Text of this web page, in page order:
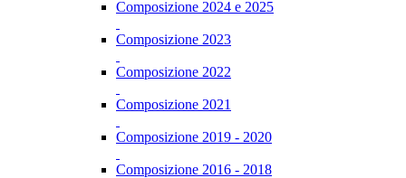
Composizione 2024 e 2025
Composizione 2023
Composizione 2022
Composizione 2021
Composizione 2019 - 2020
Composizione 2016 - 2018